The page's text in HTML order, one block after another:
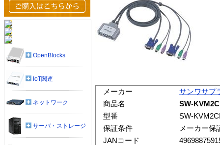
メーカー
サンワサプ
商品名
SW-
型番
SW-
保証条件
メーカー保
JANコード
OpenBlocks
IoT関連
ネットワーク
サーバ・ストレージ